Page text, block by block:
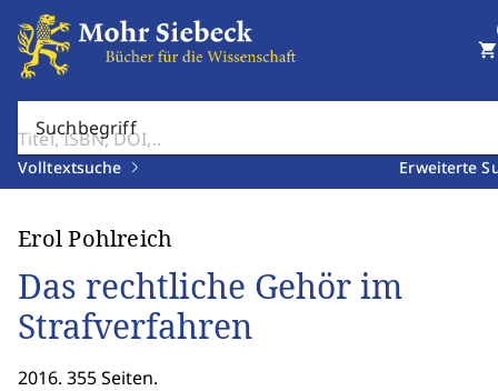
Suchbegriff
Volltextsuche Erweiterte
shopping_cart
Erol Pohlreich
Das rechtliche Gehör im
Strafverfahren
2016. 355 Seiten.